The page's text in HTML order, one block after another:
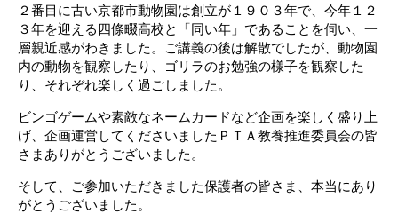
２番目に古い京都市動物園は創立が１９０３年で、今年１２
３年を迎える四條畷高校と「同い年」であることを伺い、一
層親近感がわきました。ご講義の後は解散でしたが、動物園
内の動物を観察したり、ゴリラのお勉強の様子を観察した
り、それぞれ楽しく過ごしました。
ビンゴゲームや素敵なネームカードなど企画を楽しく盛り上
げ、企画運営してくださいましたＰＴＡ教養推進委員会の皆
さまありがとうございました。
そして、ご参加いただきました保護者の皆さま、本当にあり
がとうございました。